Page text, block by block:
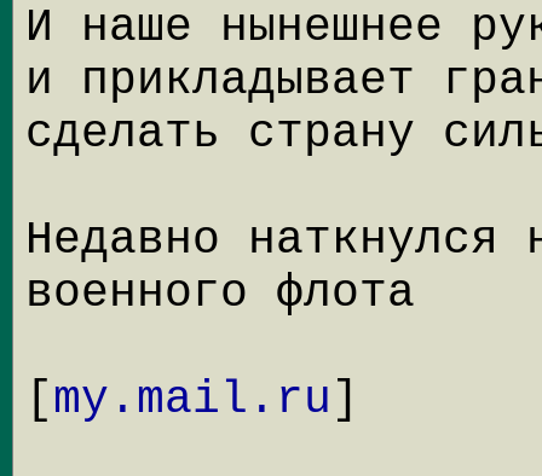
И наше нынешнее
и прикладывает
сделать страну
Недавно наткнулся
военного флота
[my.mail.ru]